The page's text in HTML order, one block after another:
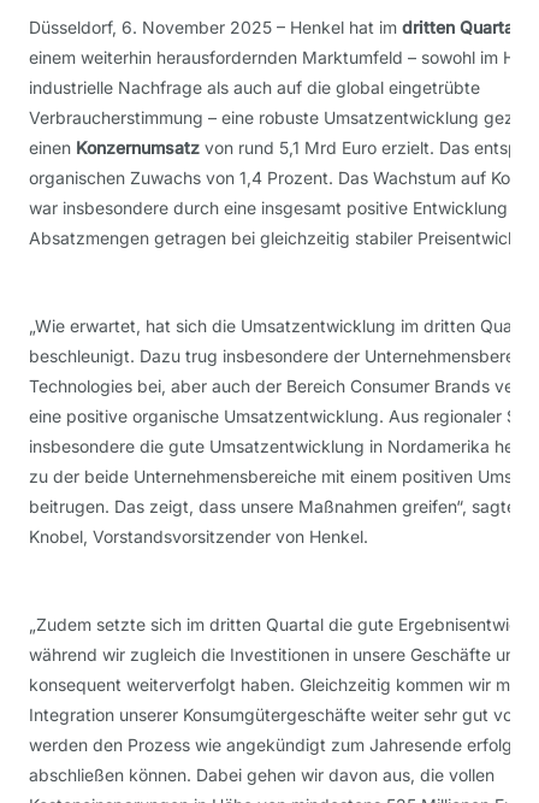
Düsseldorf, 6. November 2025 – Henkel hat im dritten Quartal
einem weiterhin herausfordernden Marktumfeld – sowohl im
industrielle Nachfrage als auch auf die global eingetrübte
Verbraucherstimmung – eine robuste Umsatzentwicklung
einen Konzernumsatz von rund 5,1 Mrd Euro erzielt. Das
organischen Zuwachs von 1,4 Prozent. Das Wachstum auf
war insbesondere durch eine insgesamt positive Entwicklung der
Absatzmengen getragen bei gleichzeitig stabiler
„Wie erwartet, hat sich die Umsatzentwicklung im dritten
beschleunigt. Dazu trug insbesondere der
Technologies bei, aber auch der Bereich Consumer Brands
eine positive organische Umsatzentwicklung. Aus regionaler
insbesondere die gute Umsatzentwicklung in Nordamerika
zu der beide Unternehmensbereiche mit einem positiven
beitrugen. Das zeigt, dass unsere Maßnahmen greifen“, sagte
Knobel, Vorstandsvorsitzender von Henkel.
„Zudem setzte sich im dritten Quartal die gute
während wir zugleich die Investitionen in unsere Geschäfte und
konsequent weiterverfolgt haben. Gleichzeitig kommen wir mit
Integration unserer Konsumgütergeschäfte weiter sehr gut
werden den Prozess wie angekündigt zum Jahresende
abschließen können. Dabei gehen wir davon aus, die vollen